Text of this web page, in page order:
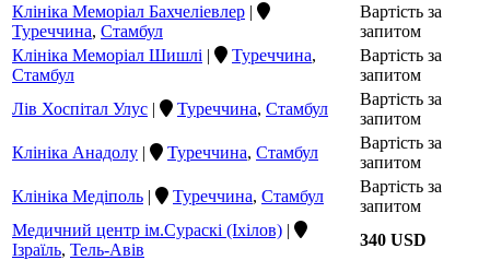
Клініка Меморіал Бахчеліевлер |
Туреччина, Стамбул
Вартість за
запитом
Клініка Меморіал Шишлі | Туреччина,
Стамбул
Вартість за
запитом
Лів Хоспітал Улус | Туреччина, Стамбул
Вартість за
запитом
Клініка Анадолу | Туреччина, Стамбул
Вартість за
запитом
Клініка Медіполь | Туреччина, Стамбул
Вартість за
запитом
Медичний центр ім.Сураскі (Іхілов) |
Ізраїль, Тель-Авів
340 USD